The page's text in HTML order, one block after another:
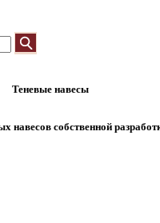
Теневые навесы
собственной